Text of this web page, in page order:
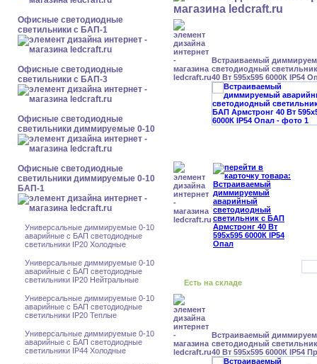
Офисные светодиодные
светильники с БАП-1
Офисные светодиодные
светильники с БАП-3
Офисные светодиодные
светильники диммируемые 0-10
Офисные светодиодные
светильники диммируемые 0-10
БАП-1
Универсальные диммируемые 0-10
аварийные с БАП светодиодные
светильники IP20 Холодные
Универсальные диммируемые 0-10
аварийные с БАП светодиодные
светильники IP20 Нейтральные
Универсальные диммируемые 0-10
аварийные с БАП светодиодные
светильники IP20 Теплые
Универсальные диммируемые 0-10
аварийные с БАП светодиодные
светильники IP44 Холодные
Встраиваемый
светодиодный
40 Вт 595x595 6000К IP54
Есть на складе
Встраиваемый
светодиодный
40 Вт 595x595 6000К IP54